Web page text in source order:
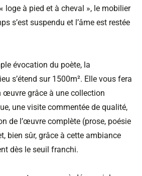
loge à pied et à cheval », le mobilier
s’est suspendu et l’âme est restée
évocation du poète, la
s’étend sur 1500m². Elle vous fera
œuvre grâce à une collection
une visite commentée de qualité,
de l’œuvre complète (prose, poésie
bien sûr, grâce à cette ambiance
dès le seuil franchi.